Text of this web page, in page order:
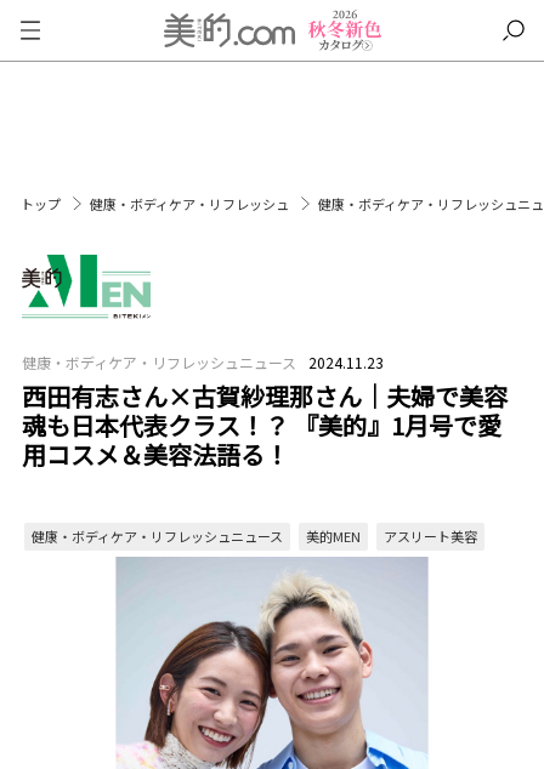
トップ 健康・ボディケア・リフレッシュ 健康・ボディケア・リフレッシュニ
健康・ボディケア・リフレッシュニュース 2024.11.23
西田有志さん×古賀紗理那さん｜夫婦で美容
魂も日本代表クラス！？ 『美的』1月号で愛
用コスメ＆美容法語る！
健康・ボディケア・リフレッシュニュース 美的MEN アスリート美容